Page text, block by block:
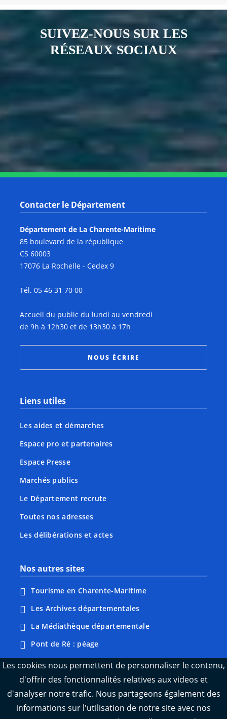
SUIVEZ-NOUS SUR LES
RÉSEAUX SOCIAUX
Notre page Youtube
Contacter le Département
Département de La Charente-Maritime
85 boulevard de la république
CS 60003
17076 La Rochelle - Cedex 9
Tél. 05 46 31 70 00
Accueil du public du lundi au vendredi
de 9h à 12h30 et de 13h30 à 17h
NOUS ÉCRIRE
Liens utiles
Les aides et démarches
Espace pro et partenaires
Espace Presse
Marchés publics
Le Département recrute
Toutes nos adresses
Les délibérations et actes
Nos autres sites
Tourisme en Charente-Maritime
Les Archives départementales
La Médiathèque départementale
Pont de Ré : péage
Webcams : Ré info trafic
Webcams : Oléron info trafic
Manger 17
Les cookies nous permettent de personnaliser le contenu,
d'offrir des fonctionnalités relatives aux videos et
d'analyser notre trafic. Nous partageons également des
informations sur l'utilisation de notre site avec nos